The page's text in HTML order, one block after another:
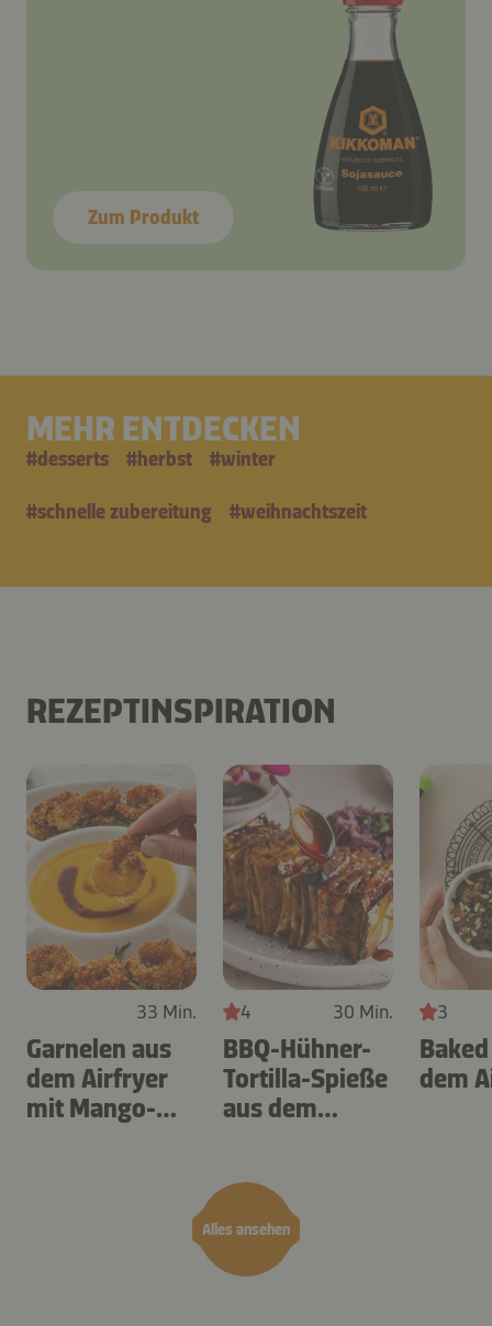
Zum Produkt
MEHR ENTDECKEN
#desserts #herbst #winter
#schnelle zubereitung #weihnachtszeit
REZEPTINSPIRATION
Alles ansehen
33 Min.
Garnelen aus
dem Airfryer
mit Mango-
4 30 Min.
BBQ-Hühner-
Tortilla-Spieße
aus dem
3
dem